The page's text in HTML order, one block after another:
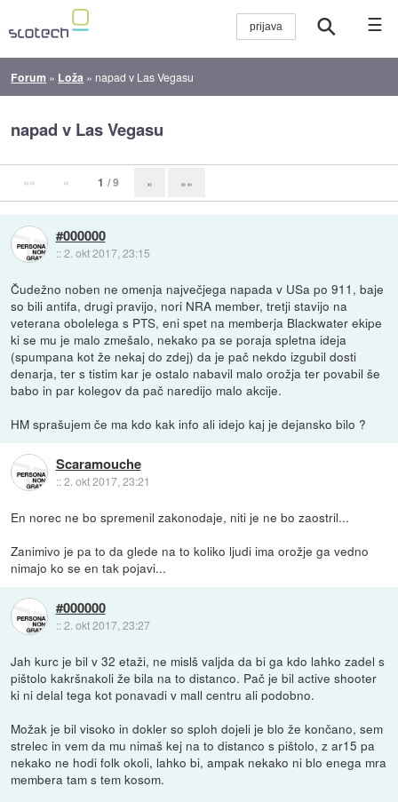
☰
Forum » Loža » napad v Las Vegasu
napad v Las Vegasu
«« « 1 / 9 » »»
#000000
::2. okt 2017, 23:15
Čudežno noben ne omenja največjega napada v USa po 911, baje
so bili antifa, drugi pravijo, nori NRA member, tretji stavijo na
veterana obolelega s PTS, eni spet na memberja Blackwater ekipe
ki se mu je malo zmešalo, nekako pa se poraja spletna ideja
(spumpana kot že nekaj do zdej) da je pač nekdo izgubil dosti
denarja, ter s tistim kar je ostalo nabavil malo orožja ter povabil še
babo in par kolegov da pač naredijo malo akcije.
HM sprašujem če ma kdo kak info ali idejo kaj je dejansko bilo ?
Scaramouche
::2. okt 2017, 23:21
En norec ne bo spremenil zakonodaje, niti je ne bo zaostril...
Zanimivo je pa to da glede na to koliko ljudi ima orožje ga vedno
nimajo ko se en tak pojavi...
#000000
::2. okt 2017, 23:27
Jah kurc je bil v 32 etaži, ne mislš valjda da bi ga kdo lahko zadel s
pištolo kakršnakoli že bila na to distanco. Pač je bil active shooter
ki ni delal tega kot ponavadi v mall centru ali podobno.
Možak je bil visoko in dokler so sploh dojeli je blo že končano, sem
strelec in vem da mu nimaš kej na to distanco s pištolo, z ar15 pa
nekako ne hodi folk okoli, lahko bi, ampak nekako ni blo enega mra
membera tam s tem kosom.